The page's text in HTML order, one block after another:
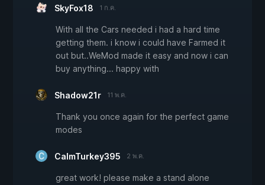
SkyFox18 1 ก.ค.
With all the Cars needed i had a hard time
getting them. i know i could have Farmed it
out but..WeMod made it easy and now i can
buy anything... happy with
Shadow21r 11 พ.ค.
Thank you once again for the perfect game
modes
CalmTurkey395 2 พ.ค.
great work! please make a stand alone